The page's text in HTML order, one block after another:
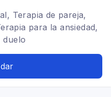
Terapia de pareja,
para la ansiedad,
duelo